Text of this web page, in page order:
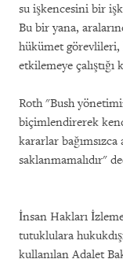
su işkencesini bir
Bu bir yana,
hükümet görevlileri,
etkilemeye
Roth "Bush
biçimlendirerek
kararlar
saklanmamalıdır"
İnsan Hakları
tutuklulara
kullanılan Adalet